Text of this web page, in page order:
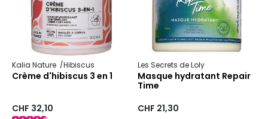
Kalia Nature Hibiscus
Crème d'hibiscus 3 en 1
CHF 32,10
Les Secrets de Loly
Masque hydratant Repair
Time
CHF 21,30